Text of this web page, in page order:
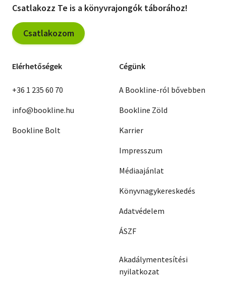
Csatlakozz Te is a könyvrajongók táborához!
Csatlakozom
Elérhetőségek
+36 1 235 60 70
info@bookline.hu
Bookline Bolt
Cégünk
A Bookline-ról bővebben
Bookline Zöld
Karrier
Impresszum
Médiaajánlat
Könyvnagykereskedés
Adatvédelem
ÁSZF
Akadálymentesítési
nyilatkozat